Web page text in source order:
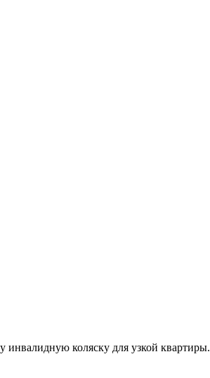
инвалидную коляску для узкой квартиры.